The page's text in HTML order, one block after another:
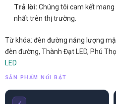
Trả lời: Chúng tôi cam kết
nhất trên thị trường.
Từ khóa: đèn đường năng lượng
đèn đường, Thành Đạt LED, Phú
LED
SẢN PHẨM NỔI BẬT